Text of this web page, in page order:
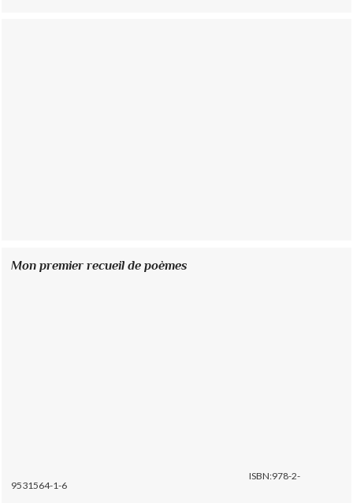
Mon premier recueil de poèmes
ISBN:978-2-
9531564-1-6